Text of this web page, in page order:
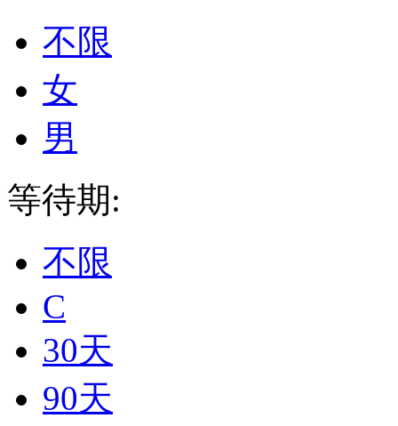
不限
女
男
等待期:
不限
C
30天
90天